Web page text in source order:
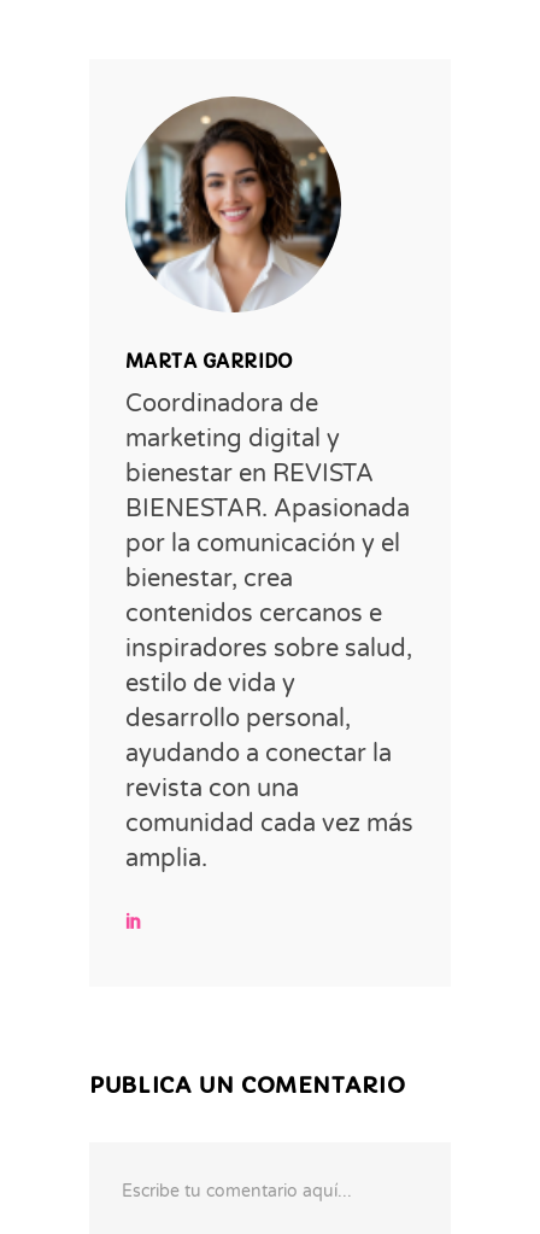
MARTA GARRIDO
Coordinadora de
marketing digital y
bienestar en REVISTA
BIENESTAR. Apasionada
por la comunicación y el
bienestar, crea
contenidos cercanos e
inspiradores sobre salud,
estilo de vida y
desarrollo personal,
ayudando a conectar la
revista con una
comunidad cada vez más
amplia.
PUBLICA UN COMENTARIO